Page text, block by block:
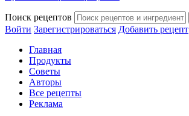
Поиск рецептов
Войти Зарегистрироваться Добавить рецепт
Главная
Продукты
Советы
Авторы
Все рецепты
Реклама